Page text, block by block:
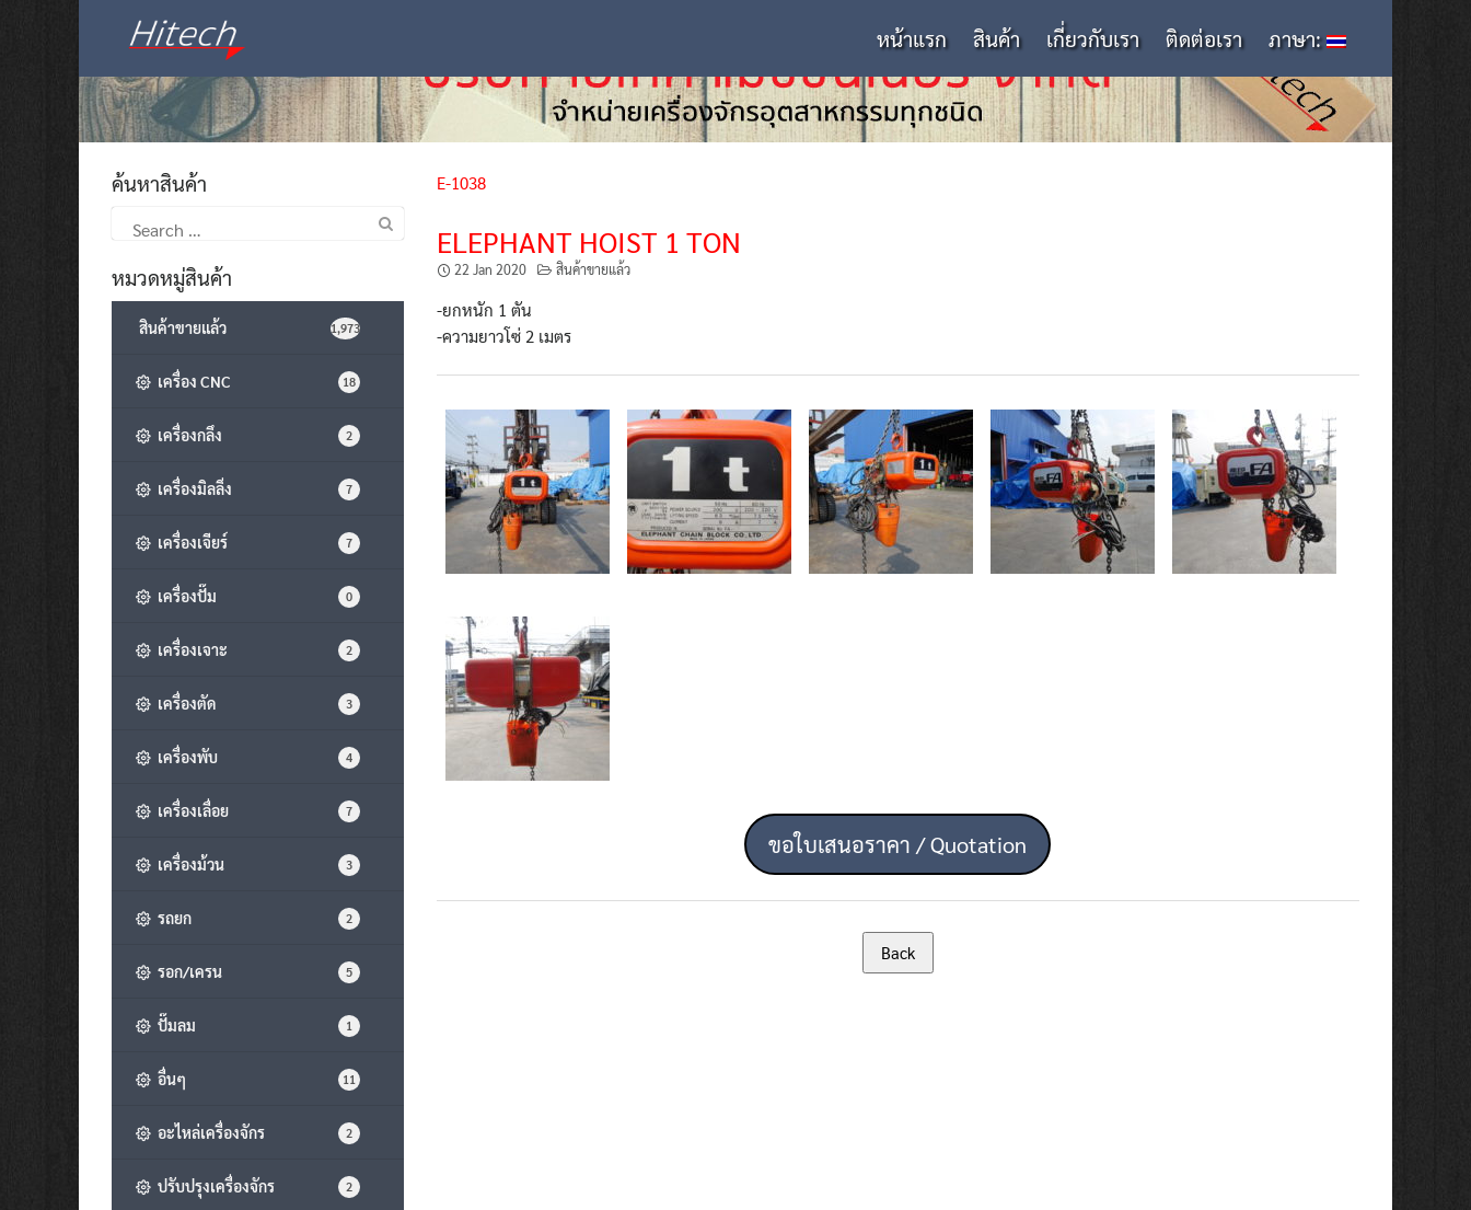
หน้าแรก สินค้า เกี่ยวกับเรา ติดต่อเรา ภาษา:
E-1038
ELEPHANT HOIST 1 TON
22 Jan 2020 สินค้าขายแล้ว
-ยกหนัก 1 ตัน
-ความยาวโซ่ 2 เมตร
ขอใบเสนอราคา / Quotation
ค้นหาสินค้า
for:
หมวดหมู่สินค้า
สินค้าขายแล้ว 1,973
เครื่อง CNC 18
เครื่องกลึง 2
เครื่องมิลลิ่ง 7
เครื่องเจียร์ 7
เครื่องปั๊ม 0
เครื่องเจาะ 2
เครื่องตัด 3
เครื่องพับ 4
เครื่องเลื่อย 7
เครื่องม้วน 3
รถยก 2
รอก/เครน 5
ปั๊มลม 1
อื่นๆ 11
อะไหล่เครื่องจักร 2
ปรับปรุงเครื่องจักร 2